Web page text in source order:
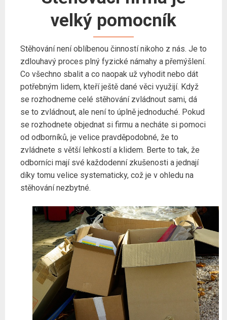
velký pomocník
Stěhování není oblíbenou činností nikoho z nás. Je to
zdlouhavý proces plný fyzické námahy a přemýšlení.
Co všechno sbalit a co naopak už vyhodit nebo dát
potřebným lidem, kteří ještě dané věci využijí. Když
se rozhodneme celé stěhování zvládnout sami, dá
se to zvládnout, ale není to úplně jednoduché. Pokud
se rozhodnete objednat si firmu a necháte si pomoci
od odborníků, je velice pravděpodobné, že to
zvládnete s větší lehkostí a klidem. Berte to tak, že
odborníci mají své každodenní zkušenosti a jednají
díky tomu velice systematicky, což je v ohledu na
stěhování nezbytné.